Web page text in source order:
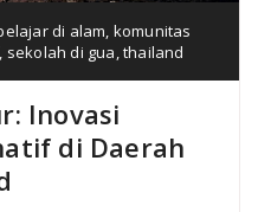
di alam, komunitas
, sekolah di gua,thailand
Inovasi
di Daerah